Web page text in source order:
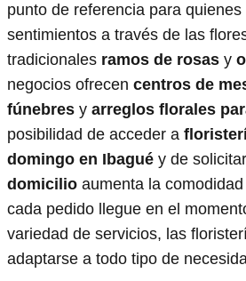
punto de referencia para
sentimientos a través de las
tradicionales ramos de rosas y
negocios ofrecen centros de
fúnebres y arreglos florales
posibilidad de acceder a
domingo en Ibagué y de solicitar
domicilio aumenta la
cada pedido llegue en el
variedad de servicios, las
adaptarse a todo tipo de